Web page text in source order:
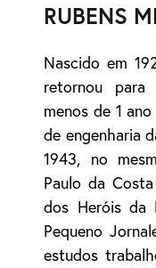
RUBENS
Nascido em
retornou
menos de 1
de engenharia
1943, no
Paulo da
dos Heróis da
Pequeno
estudos